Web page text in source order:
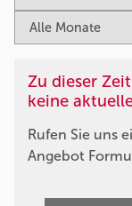
Zu dieser
keine
Rufen Sie uns
Angebot